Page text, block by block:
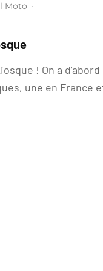
Moto ·
! On a d’abord
une en France